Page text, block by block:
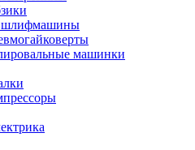
шлифмашины
машинки